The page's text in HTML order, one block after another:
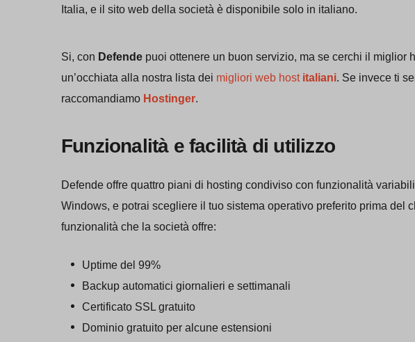
Italia, e il sito web della società è disponibile solo in italiano.
Si, con Defende puoi ottenere un buon servizio, ma se cerchi il miglior
un’occhiata alla nostra lista dei migliori web host italiani. Se invece ti
raccomandiamo Hostinger.
Funzionalità e facilità di utilizzo
Defende offre quattro piani di hosting condiviso con funzionalità
Windows, e potrai scegliere il tuo sistema operativo preferito prima del
funzionalità che la società offre:
Uptime del 99%
Backup automatici giornalieri e settimanali
Certificato SSL gratuito
Dominio gratuito per alcune estensioni